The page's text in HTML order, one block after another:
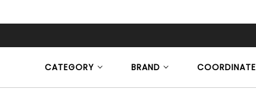
CATEGORY BRAND COORDINATE